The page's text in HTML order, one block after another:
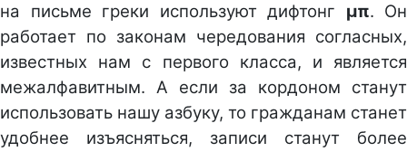
на письме греки используют дифтонг μπ. Он
работает по законам чередования согласных,
известных нам с первого класса, и является
межалфавитным. А если за кордоном станут
использовать нашу азбуку, то гражданам станет
удобнее изъясняться, записи станут более